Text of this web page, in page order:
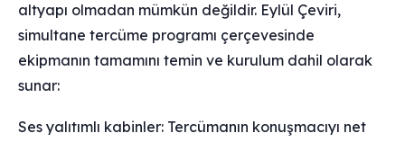
altyapı olmadan mümkün değildir. Eylül Çeviri,
simultane tercüme programı çerçevesinde
ekipmanın tamamını temin ve kurulum dahil olarak
sunar:
Ses yalıtımlı kabinler: Tercümanın konuşmacıyı net